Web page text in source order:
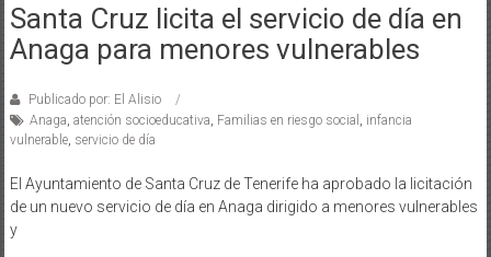
Santa Cruz licita el servicio de día en
Anaga para menores vulnerables
Publicado por: El Alisio
Anaga, atención socioeducativa, Familias en riesgo social , infancia
vulnerable, servicio de día
El Ayuntamiento de Santa Cruz de Tenerife ha aprobado la licitación
de un nuevo servicio de día en Anaga dirigido a menores vulnerables
y